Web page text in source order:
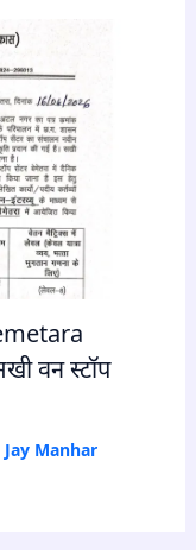
वन स्टॉप
Jay Manhar